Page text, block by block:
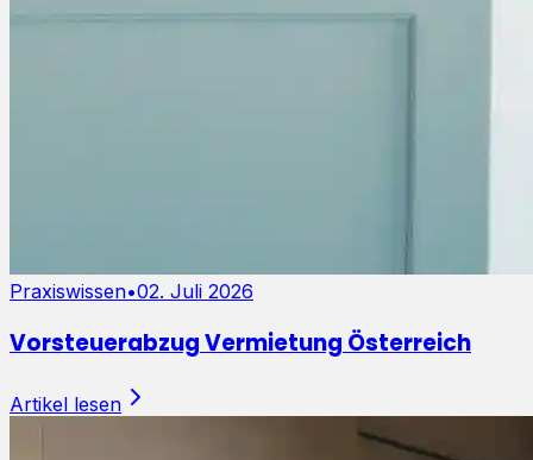
Praxiswissen•02. Juli 2026
Vorsteuerabzug Vermietung Österreich
Artikel lesen